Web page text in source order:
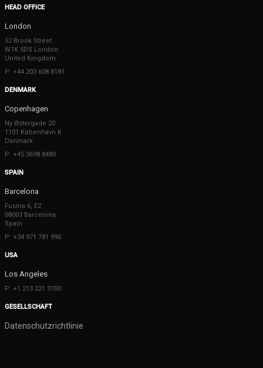
HEAD OFFICE
London
52 Brook Street
W1K 5DS London
United Kingdom
P: +44 203 608 8181
DENMARK
Copenhagen
Ny Østergade 20
1101 København K
Danmark
P: +45 3698 8480
SPAIN
Barcelona
Fusina 6, E2
08003 Barcelona
Spain
P: +34 971 781 990
USA
Los Angeles
P: +1 213 221 3700
GESELLSCHAFT
Datenschutzrichtlinie